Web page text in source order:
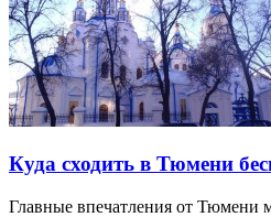
Куда сходить в Тюмени
Главные впечатления от Тюмени